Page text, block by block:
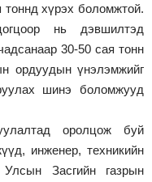
тоннд хүрэх боломжтой.
нь дэвшилтэд
30-50 сая тонн
ордуудын үнэлэмжийг
шинэ боломжууд
оролцож буй
инженер, техникийн
Засгийн газрын